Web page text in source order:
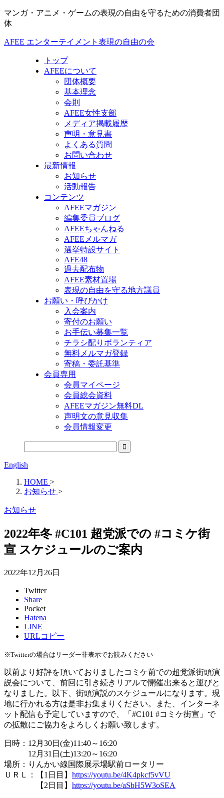
マンガ・アニメ・ゲームの表現の自由を守るための消費者団
体
AFEE エンターテイメント表現の自由の会
トップ
AFEEについて
団体概要
基本理念
会則
AFEE女性支部
メディア掲載履歴
声明・意見書
よくある質問
お問い合わせ
最新情報
お知らせ
活動報告
コンテンツ
AFEEマガジン
編集委員ブログ
AFEEちゃんねる
AFEEメルマガ
選挙特設サイト
AFE48
過去配布物
AFEE素材置場
表現の自由を守る地方議員
お願い・呼びかけ
入会案内
寄付のお願い
お手伝い募集一覧
チラシ配りボランティア
無料メルマガ登録
寄稿・委託基準
会員専用
会員マイページ
会員総会資料
AFEEマガジン無料DL
声明文の意見収集
会員情報変更
English
HOME >
お知らせ >
お知らせ
2022年冬 #C101 超党派での #コミケ街
宣 スケジュールのご案内
2022年12月26日
Twitter
Share
Pocket
Hatena
LINE
URLコピー
※Twitterの場合はリーダー非表示でお読みください
以前より好評を頂いておりましたコミケ前での超党派街頭演
説会について、前回に引き続きリアルで開催出来ると運びと
なりました。以下、街頭演説のスケジュールになります。現
地に行かれる方は是非お集まりください。また、インターネ
ット配信も予定していますので、「#C101 #コミケ街宣」で
の拡散にご協力をよろしくお願い致します。
日時：12月30日(金)11:40～16:20
12月31日(土)13:20～16:20
場所：りんかい線国際展示場駅前ロータリー
ＵＲＬ：【1日目】 https://youtu.be/4K4pkcf5vVU
【2日目】 https://youtu.be/aSbH5W3oSEA